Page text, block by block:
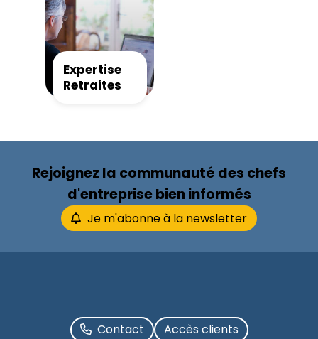
Expertise
Retraites
Rejoignez la communauté des chefs
d'entreprise bien informés
Je m'abonne à la newsletter
Contact Accès clients